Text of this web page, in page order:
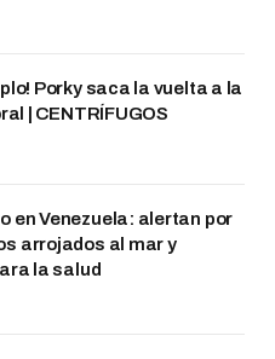
Porky saca la vuelta a la
| CENTRÍFUGOS
en Venezuela: alertan por
arrojados al mar y
la salud